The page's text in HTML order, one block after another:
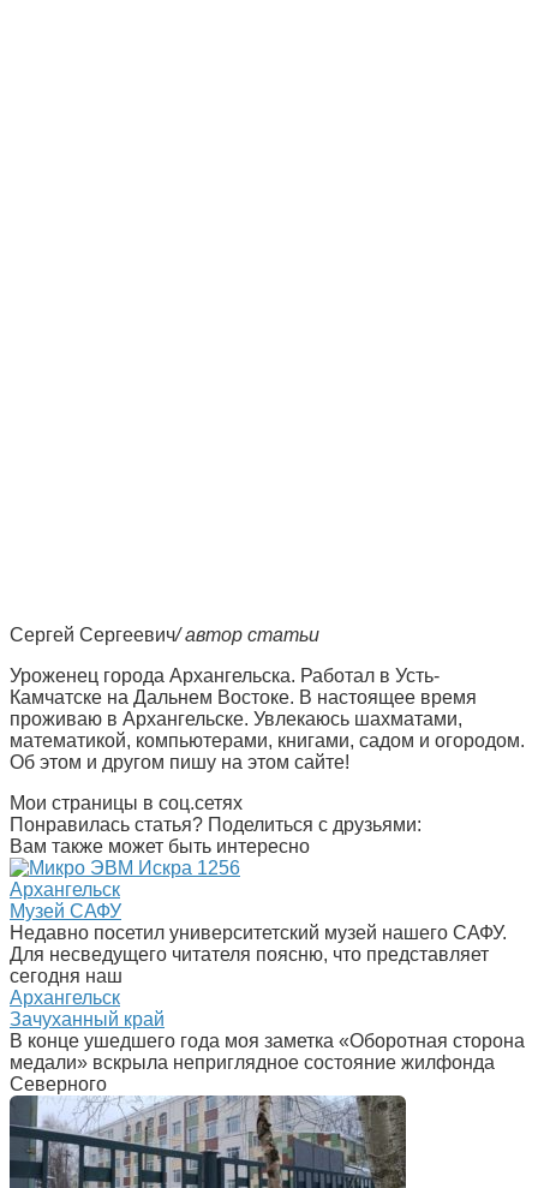
Сергей Сергеевич/ автор статьи
Уроженец города Архангельcка. Работал в Усть-
Камчатске на Дальнем Востоке. В настоящее время
проживаю в Архангельске. Увлекаюсь шахматами,
математикой, компьютерами, книгами, садом и огородом.
Об этом и другом пишу на этом сайте!
Мои страницы в соц.сетях
Понравилась статья? Поделиться с друзьями:
Вам также может быть интересно
Архангельск
Музей САФУ
Недавно посетил университетский музей нашего САФУ.
Для несведущего читателя поясню, что представляет
сегодня наш
Архангельск
Зачуханный край
В конце ушедшего года моя заметка «Оборотная сторона
медали» вскрыла неприглядное состояние жилфонда
Северного